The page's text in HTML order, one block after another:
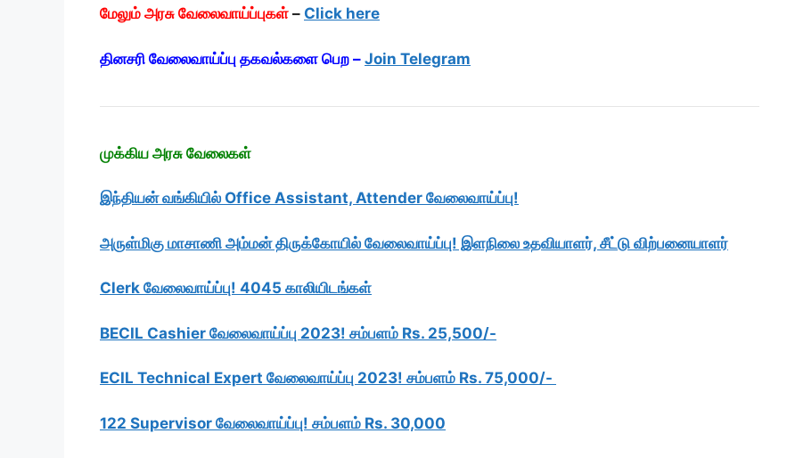
மேலும் அரசு வேலைவாய்ப்புகள் – Click here
தினசரி வேலைவாய்ப்பு தகவல்களை பெற – Join Telegram
முக்கிய அரசு வேலைகள்
இந்தியன் வங்கியில் Office Assistant, Attender வேலைவாய்ப்பு!
அருள்மிகு மாசாணி அம்மன் திருக்கோயில் வேலைவாய்ப்பு! இளநிலை உதவியாளர், சீட்டு விற்பனையாளர்
Clerk வேலைவாய்ப்பு! 4045 காலியிடங்கள்
BECIL Cashier வேலைவாய்ப்பு 2023! சம்பளம் Rs. 25,500/-
ECIL Technical Expert வேலைவாய்ப்பு 2023! சம்பளம் Rs. 75,000/-
122 Supervisor வேலைவாய்ப்பு! சம்பளம் Rs. 30,000